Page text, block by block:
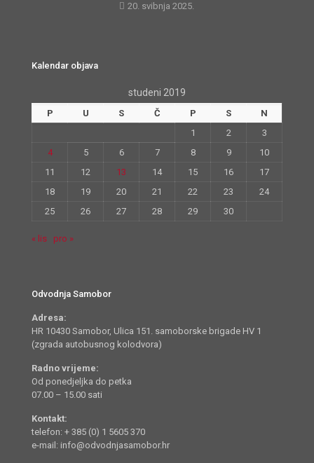
20. svibnja 2025.
Kalendar objava
studeni 2019
P U S Č P S
N
1
2
3
4
5 6 7 8 9
10
11
12 13 14 15 16
17
18
19 20 21 22 23
24
25
26 27 28 29 30
« lis pro »
Odvodnja Samobor
Adresa:
HR 10430 Samobor, Ulica 151. samoborske brigade HV 1
(zgrada autobusnog kolodvora)
Radno vrijeme:
Od ponedjeljka do petka
07.00 – 15.00 sati
Kontakt:
telefon: + 385 (0) 1 5605 370
e-mail: info@odvodnjasamobor.hr